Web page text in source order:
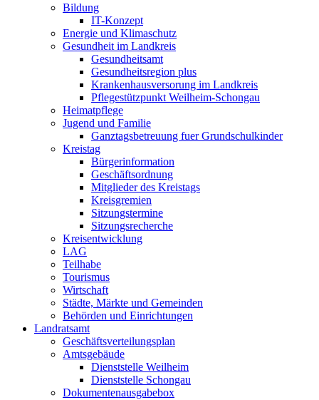
Bildung
IT-Konzept
Energie und Klimaschutz
Gesundheit im Landkreis
Gesundheitsamt
Gesundheitsregion plus
Krankenhausversorung im Landkreis
Pflegestützpunkt Weilheim-Schongau
Heimatpflege
Jugend und Familie
Ganztagsbetreuung fuer Grundschulkinder
Kreistag
Bürgerinformation
Geschäftsordnung
Mitglieder des Kreistags
Kreisgremien
Sitzungstermine
Sitzungsrecherche
Kreisentwicklung
LAG
Teilhabe
Tourismus
Wirtschaft
Städte, Märkte und Gemeinden
Behörden und Einrichtungen
Landratsamt
Geschäftsverteilungsplan
Amtsgebäude
Dienststelle Weilheim
Dienststelle Schongau
Dokumentenausgabebox